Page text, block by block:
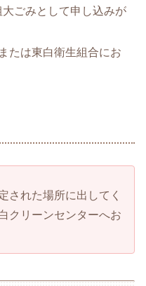
ごみとして申し込みが
たは東白衛生組合にお
された場所に出してく
クリーンセンターへお